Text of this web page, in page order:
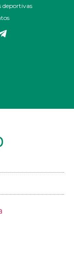
deportivas